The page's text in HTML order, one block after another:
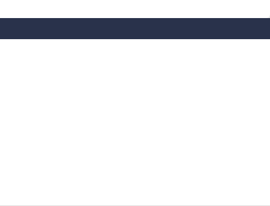
LACTV.IT